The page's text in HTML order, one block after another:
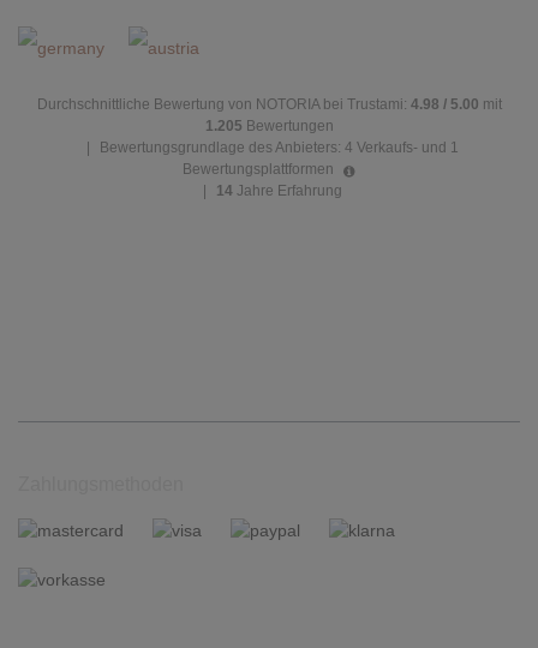
Durchschnittliche Bewertung von NOTORIA bei Trustami: 4.98 / 5.00 mit
1.205 Bewertungen
Bewertungsgrundlage des Anbieters: 4 Verkaufs- und 1
Bewertungsplattformen
14 Jahre Erfahrung